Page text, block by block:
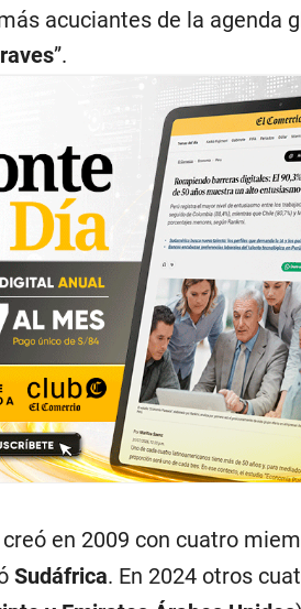
acuciantes de la agenda
”.
en 2009 con cuatro
Sudáfrica. En 2024 otros